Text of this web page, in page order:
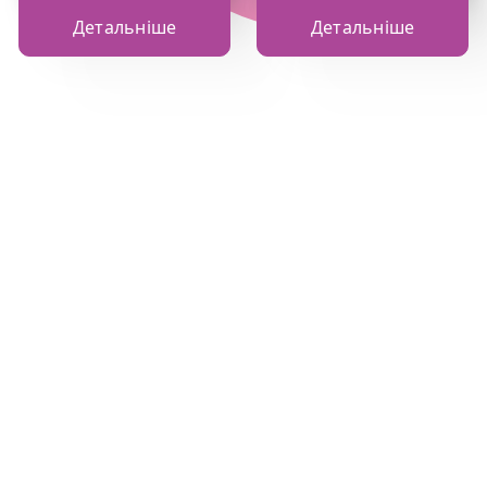
Детальніше Детальніше